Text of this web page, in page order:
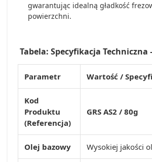
gwarantując idealną gładkość
powierzchni.
Tabela: Specyfikacja Techniczna
Parametr Wartość /
Kod
Produktu
(Referencja)
GRS AS2 / 80g
Olej bazowy Wysokiej jakości